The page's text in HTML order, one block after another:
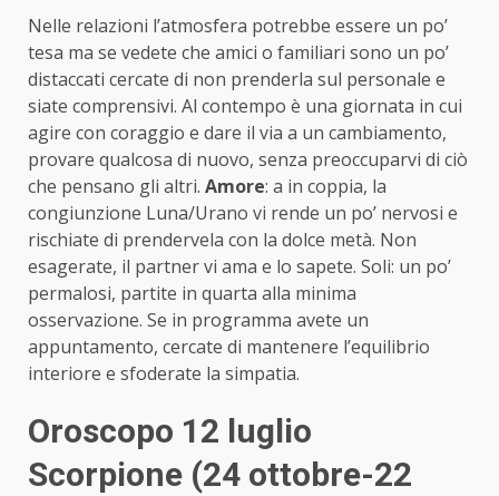
Nelle relazioni l’atmosfera potrebbe essere un po’
tesa ma se vedete che amici o familiari sono un po’
distaccati cercate di non prenderla sul personale e
siate comprensivi. Al contempo è una giornata in cui
agire con coraggio e dare il via a un cambiamento,
provare qualcosa di nuovo, senza preoccuparvi di ciò
che pensano gli altri. Amore: a in coppia, la
congiunzione Luna/Urano vi rende un po’ nervosi e
rischiate di prendervela con la dolce metà. Non
esagerate, il partner vi ama e lo sapete. Soli: un po’
permalosi, partite in quarta alla minima
osservazione. Se in programma avete un
appuntamento, cercate di mantenere l’equilibrio
interiore e sfoderate la simpatia.
Oroscopo 12 luglio
Scorpione (24 ottobre-22